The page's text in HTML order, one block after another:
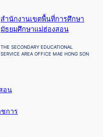
สำนักงานเขตพื้นที่การศึกษา
มัธยมศึกษาแม่ฮ่องสอน
THE SECONDARY EDUCATIONAL
SERVICE AREA OFFICE MAE HONG SON
อน
การ